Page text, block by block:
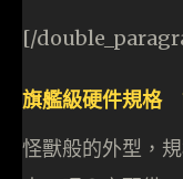
[/
旗艦級硬件規格
怪獸般的外型，